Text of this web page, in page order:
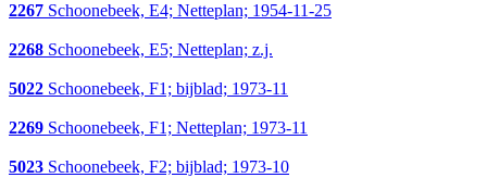
2267 Schoonebeek, E4; Netteplan; 1954-11-25
2268 Schoonebeek, E5; Netteplan; z.j.
5022 Schoonebeek, F1; bijblad; 1973-11
2269 Schoonebeek, F1; Netteplan; 1973-11
5023 Schoonebeek, F2; bijblad; 1973-10